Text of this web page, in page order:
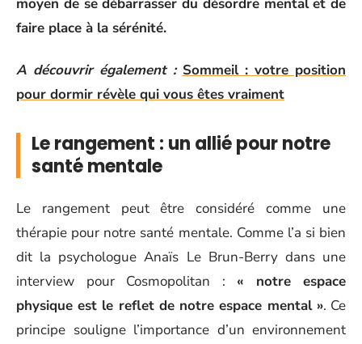
faire place à la sérénité.
A découvrir également : Sommeil : votre position
pour dormir révèle qui vous êtes vraiment
Le rangement : un allié pour notre
santé mentale
Le rangement peut être considéré comme une
thérapie pour notre santé mentale. Comme l’a si bien
dit la psychologue Anaïs Le Brun-Berry dans une
interview pour Cosmopolitan : « notre espace
physique est le reflet de notre espace mental ». Ce
principe souligne l’importance d’un environnement